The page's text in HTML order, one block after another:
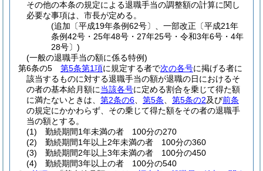
その他の本条の規定による退職手当の調整額の計算に関し
必要な事項は、市長が定める。
(追加〔平成19年条例62号〕、一部改正〔平成21年
条例42号・25年48号・27年25号・令和3年6号・4年
28号〕)
(一般の退職手当の額に係る特例)
第6条の5
第5条第1項に規定する者で次の各号に掲げる者に
該当するものに対する退職手当の額が退職の日におけるそ
の者の基本給月額に当該各号に定める割合を乗じて得た額
に満たないときは、 第2条の6 第5条 第5条の2及び前条
の規定にかかわらず、その乗じて得た額をその者の退職手
当の額とする。
(1)
勤続期間1年未満の者 100分の270
(2)
勤続期間1年以上2年未満の者 100分の360
(3)
勤続期間2年以上3年未満の者 100分の450
(4)
勤続期間3年以上の者 100分の540